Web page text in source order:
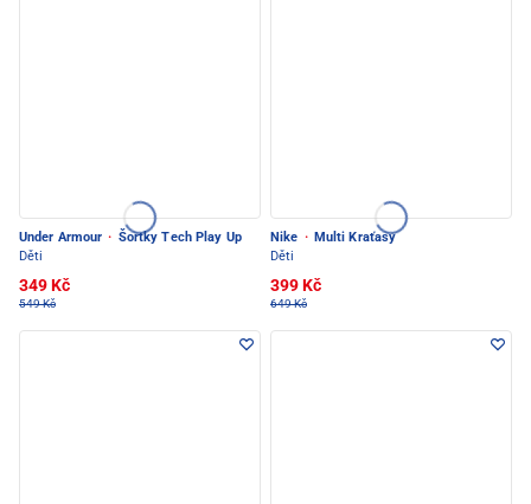
Under Armour · Šortky Tech Play Up
Děti
349 Kč
549 Kč
Nike · Multi Kraťasy
Děti
399 Kč
649 Kč